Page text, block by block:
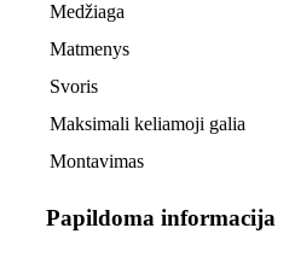
Medžiaga
Matmenys
Svoris
Maksimali keliamoji galia
Montavimas
Papildoma informacija